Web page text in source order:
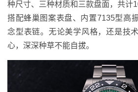
种尺寸、三种材质和三款盘面，共计
搭配蜂巢图案表盘、内置7135型高
念型表链。无论美学风格，还是技
心，深深种草不能自拔。